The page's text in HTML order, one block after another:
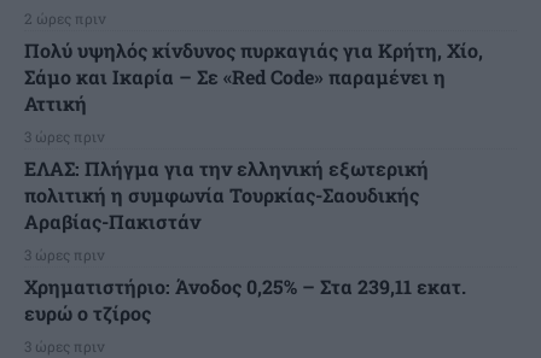
2 ώρες πριν
Πολύ υψηλός κίνδυνος πυρκαγιάς για Κρήτη, Χίο,
Σάμο και Ικαρία – Σε «Red Code» παραμένει η
Αττική
3 ώρες πριν
ΕΛΑΣ: Πλήγμα για την ελληνική εξωτερική
πολιτική η συμφωνία Τουρκίας-Σαουδικής
Αραβίας-Πακιστάν
3 ώρες πριν
Χρηματιστήριο: Άνοδος 0,25% – Στα 239,11 εκατ.
ευρώ ο τζίρος
3 ώρες πριν